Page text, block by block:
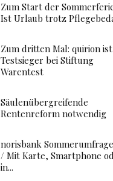
Zum Start der
Ist Urlaub trotz
Zum dritten Mal: quirion ist
Testsieger bei Stiftung
Warentest
Säulenübergreifende
Rentenreform notwendig
norisbank
/ Mit Karte, Smartphone
in...